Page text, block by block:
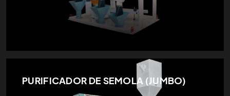
PURIFICADOR DE SEMOLA (JUMBO)